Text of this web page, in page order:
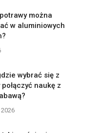
można
w aluminiowych
wybrać się z
naukę z